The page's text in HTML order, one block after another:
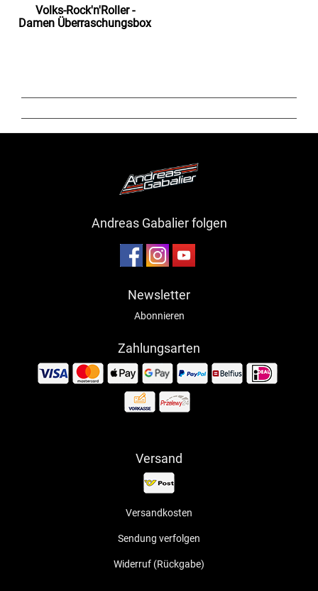
Volks-Rock'n'Roller -
Damen Überraschungsbox
Andreas Gabalier folgen
Newsletter
Abonnieren
Zahlungsarten
Versand
Versandkosten
Sendung verfolgen
Widerruf (Rückgabe)